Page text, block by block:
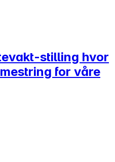
stilling hvor
for våre